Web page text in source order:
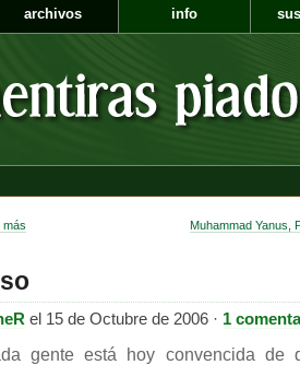
archivos info
más Muhammad Yanus,
el 15 de Octubre de 2006 · 1
gente está hoy convencida de